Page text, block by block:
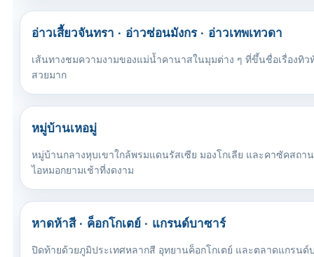
อ่าวเสี้ยวจันทรา · อ่าวซ่อนมังกร · อ่าวเทพเทวดา
เส้นทางชมความงามของแม่น้ำคานาสในมุมต่าง ๆ ที่ขึ้นชื่อเรื่องทิ
สวยมาก
หมู่บ้านเหอมู่
หมู่บ้านกลางหุบเขาใกล้พรมแดนรัสเซีย มองโกเลีย และคาซัคสถา
ไอหมอกยามเช้าที่งดงาม
หาดห้าสี · ค็อกโกเตย์ · แกรนด์บาซาร์
ปิดท้ายด้วยภูมิประเทศหลากสี อุทยานค็อกโกเตย์ และตลาดแกรน